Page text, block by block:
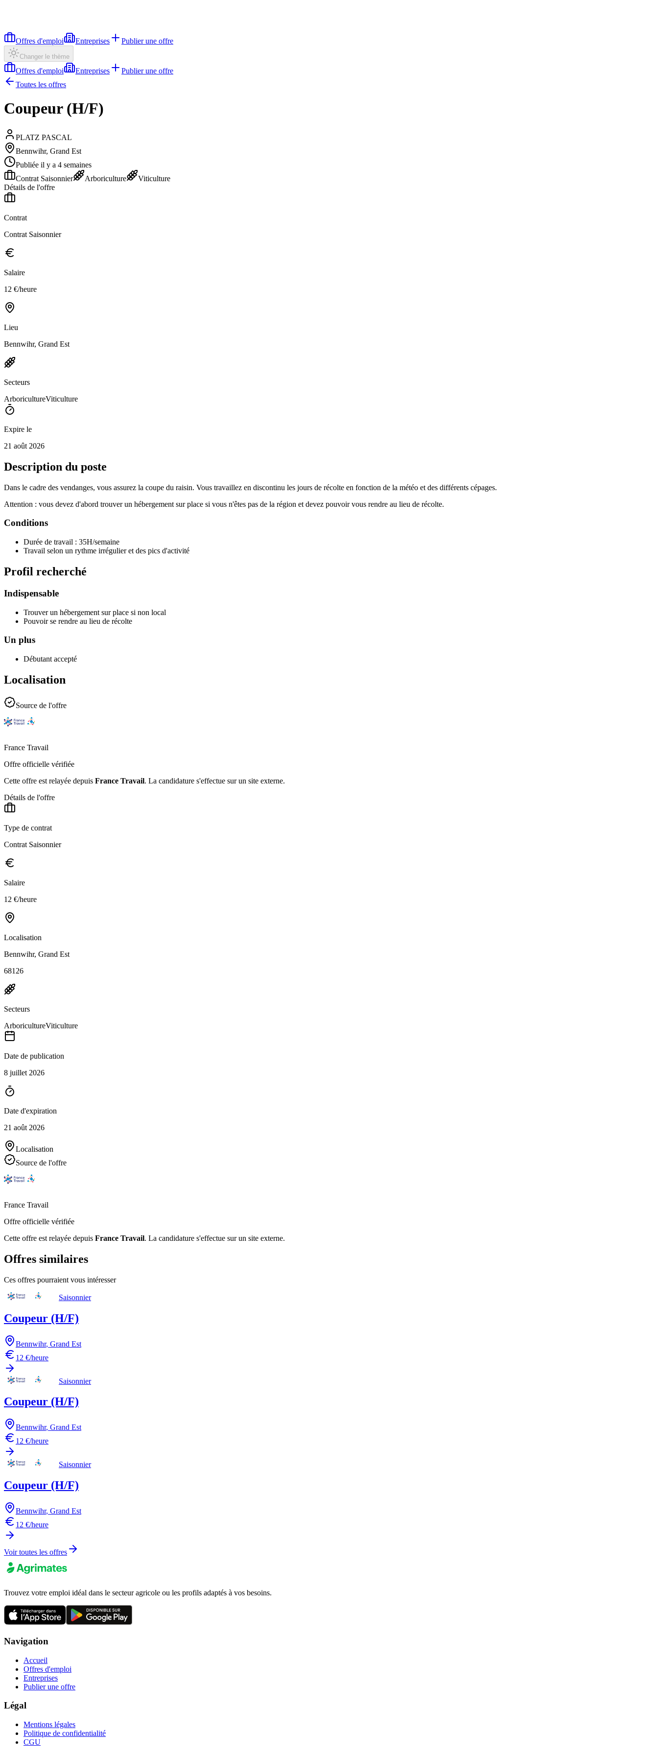
Offres d'emploi Entreprises Publier une offre
Changer le thème
Offres d'emploi Entreprises
Publier une offre
Toutes les offres
Coupeur (H/F)
PLATZ PASCAL
Bennwihr, Grand Est
Publiée il y a 4 semaines
Contrat Saisonnier
Arboriculture
Viticulture
Détails de l'offre
Contrat
Contrat Saisonnier
Salaire
12 €/heure
Lieu
Bennwihr, Grand Est
Secteurs
ArboricultureViticulture
Expire le
21 août 2026
Description du poste
Dans le cadre des vendanges, vous assurez la coupe du raisin. Vous travaillez en discontinu les jours de récolte en fonction de la météo et des différents cépages.
Attention : vous devez d'abord trouver un hébergement sur place si vous n'êtes pas de la région et devez pouvoir vous rendre au lieu de récolte.
Conditions
Durée de travail : 35H/semaine
Travail selon un rythme irrégulier et des pics d'activité
Profil recherché
Indispensable
Trouver un hébergement sur place si non local
Pouvoir se rendre au lieu de récolte
Un plus
Débutant accepté
Localisation
Source de l'offre
France Travail
Offre officielle vérifiée
Cette offre est relayée depuis France Travail. La candidature s'effectue sur un site externe.
Détails de l'offre
Type de contrat
Contrat Saisonnier
Salaire
12 €/heure
Localisation
Bennwihr, Grand Est
68126
Secteurs
ArboricultureViticulture
Date de publication
8 juillet 2026
Date d'expiration
21 août 2026
Localisation
Source de l'offre
France Travail
Offre officielle vérifiée
Cette offre est relayée depuis France Travail. La candidature s'effectue sur un site externe.
Offres similaires
Ces offres pourraient vous intéresser
Saisonnier
Coupeur (H/F)
Bennwihr, Grand Est
12 €/heure
Saisonnier
Coupeur (H/F)
Bennwihr, Grand Est
12 €/heure
Saisonnier
Coupeur (H/F)
Bennwihr, Grand Est
12 €/heure
Voir toutes les offres
Trouvez votre emploi idéal dans le secteur agricole ou les profils adaptés à vos besoins.
Navigation
Accueil
Offres d'emploi
Entreprises
Publier une offre
Légal
Mentions légales
Politique de confidentialité
CGU